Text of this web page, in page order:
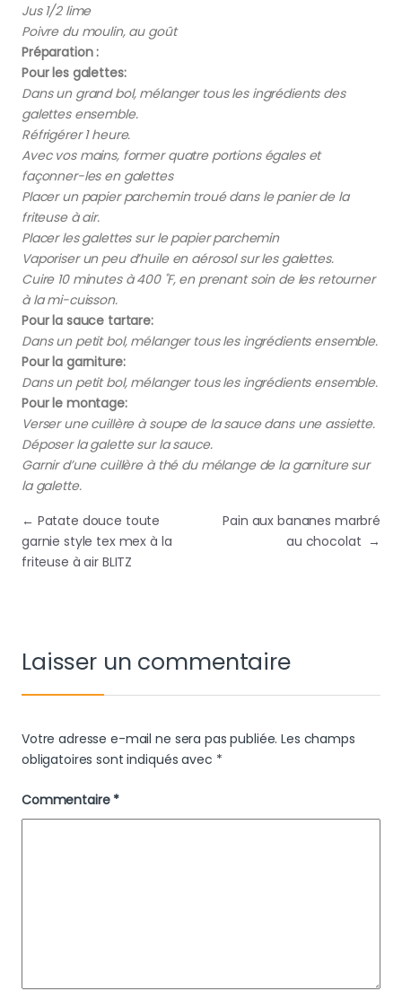
Jus 1/2 lime
Poivre du moulin, au goût
Préparation :
Pour les galettes:
Dans un grand bol, mélanger tous les ingrédients des
galettes ensemble.
Réfrigérer 1 heure.
Avec vos mains, former quatre portions égales et
façonner-les en galettes
Placer un papier parchemin troué dans le panier de la
friteuse à air.
Placer les galettes sur le papier parchemin
Vaporiser un peu d’huile en aérosol sur les galettes.
Cuire 10 minutes à 400 ˚F, en prenant soin de les retourner
à la mi-cuisson.
Pour la sauce tartare:
Dans un petit bol, mélanger tous les ingrédients ensemble.
Pour la garniture:
Dans un petit bol, mélanger tous les ingrédients ensemble.
Pour le montage:
Verser une cuillère à soupe de la sauce dans une assiette.
Déposer la galette sur la sauce.
Garnir d’une cuillère à thé du mélange de la garniture sur
la galette.
Navigation de l’article
← Patate douce toute
garnie style tex mex à la
friteuse à air BLITZ
Pain aux bananes marbré
au chocolat →
Laisser un commentaire
Votre adresse e-mail ne sera pas publiée. Les champs
obligatoires sont indiqués avec *
Commentaire *